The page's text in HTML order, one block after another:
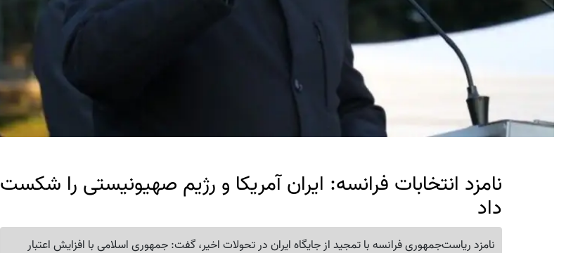
نامزد انتخابات فرانسه: ایران آمریکا و رژیم صهیونیستی را شکست
داد
نامزد ریاست‌جمهوری فرانسه با تمجید از جایگاه ایران در تحولات اخیر، گفت: جمهوری اسلامی با افزایش اعتبار